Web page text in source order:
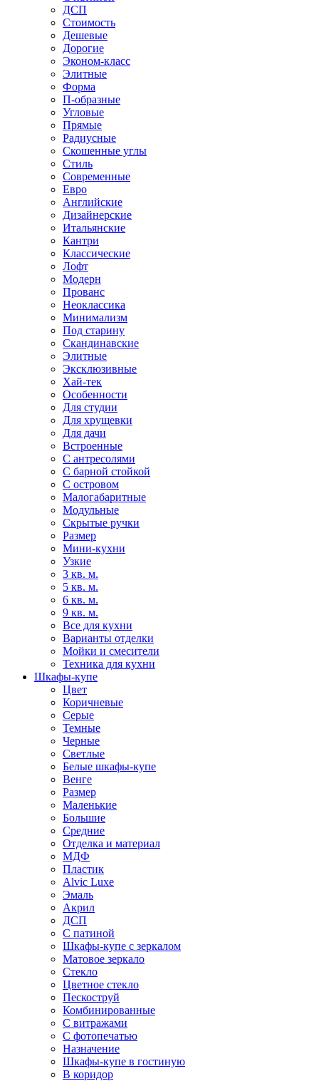
ДСП
Стоимость
Дешевые
Дорогие
Эконом-класс
Элитные
Форма
П-образные
Угловые
Прямые
Радиусные
Скошенные углы
Стиль
Современные
Евро
Английские
Дизайнерские
Итальянские
Кантри
Классические
Лофт
Модерн
Прованс
Неоклассика
Минимализм
Под старину
Скандинавские
Элитные
Эксклюзивные
Хай-тек
Особенности
Для студии
Для хрущевки
Для дачи
Встроенные
С антресолями
С барной стойкой
С островом
Малогабаритные
Модульные
Скрытые ручки
Размер
Мини-кухни
Узкие
3 кв. м.
5 кв. м.
6 кв. м.
9 кв. м.
Все для кухни
Варианты отделки
Мойки и смесители
Техника для кухни
Шкафы-купе
Цвет
Коричневые
Серые
Темные
Черные
Светлые
Белые шкафы-купе
Венге
Размер
Маленькие
Большие
Средние
Отделка и материал
МДФ
Пластик
Alvic Luxe
Эмаль
Акрил
ДСП
С патиной
Шкафы-купе с зеркалом
Матовое зеркало
Стекло
Цветное стекло
Пескоструй
Комбинированные
С витражами
С фотопечатью
Назначение
Шкафы-купе в гостиную
В коридор